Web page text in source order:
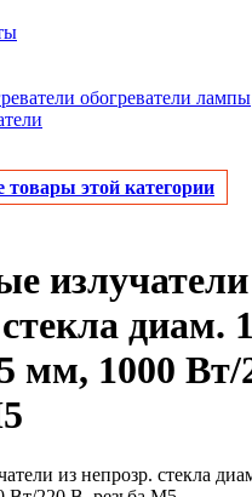
обогреватели лампы
товары этой категории
излучатели
диам.
мм, 1000 Вт/